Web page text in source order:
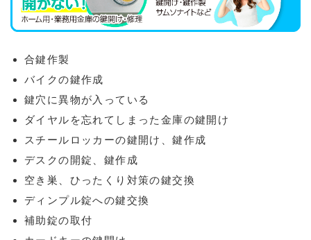
合鍵作製
バイクの鍵作成
鍵穴に異物が入っている
ダイヤルを忘れてしまった金庫の鍵開け
スチールロッカーの鍵開け、鍵作成
デスクの開錠、鍵作成
空き巣、ひったくり対策の鍵交換
ディンプル錠への鍵交換
補助錠の取付